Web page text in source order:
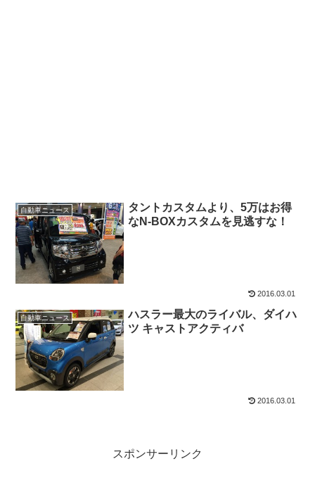
自動車ニュース
タントカスタムより、5万はお得
なN-BOXカスタムを見逃すな！
2016.03.01
自動車ニュース
ハスラー最大のライバル、ダイハ
ツ キャストアクティバ
2016.03.01
スポンサーリンク